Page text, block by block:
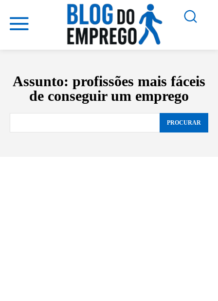
Assunto: profissões mais fáceis
de conseguir um emprego
PROCURAR